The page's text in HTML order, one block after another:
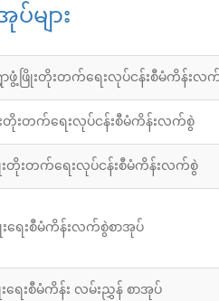
များ
းရွာဖွံ့ဖြိုးတိုးတက်ရေးလုပ်ငန်းစီမံကိန်း
ြိုးတိုးတက်ရေးလုပ်ငန်းစီမံကိန်းလက်စွဲ
ြိုးတိုးတက်ရေးလုပ်ငန်းစီမံကိန်းလက်စွဲ
ြိုးရေးစီမံကိန်းလက်စွဲစာအုပ်
းရေးစီမံကိန်း လမ်းညွှန် စာအုပ်